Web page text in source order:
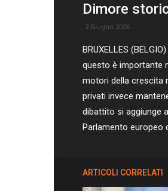
Dimore
2 Giugno 2026
BRUXELLES
questo è importante
motori della crescita
privati invece
dibattito si aggiunge
Parlamento europeo
ARTICOLI CORRELATI